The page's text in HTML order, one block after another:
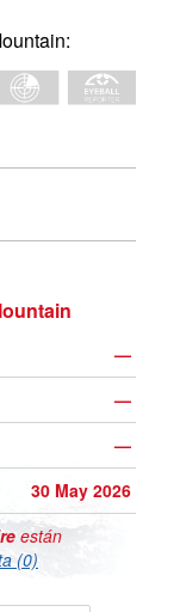
—
—
—
30 May 2026
están
(0)